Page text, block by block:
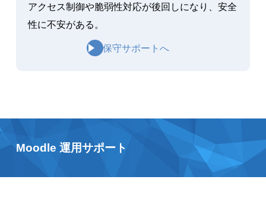
アクセス制御や脆弱性対応が後回しになり、安全
性に不安がある。
保守サポートへ
Moodle 運用サポート